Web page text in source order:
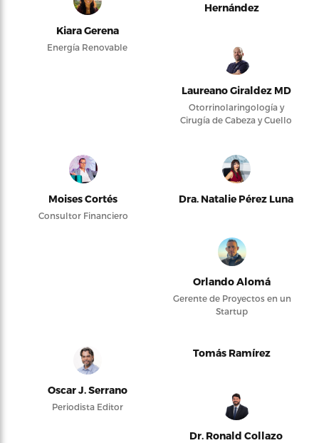
Kiara Gerena
Energía Renovable
Hernández
Laureano Giraldez MD
Otorrinolaringología y
Cirugía de Cabeza y Cuello
Moises Cortés
Consultor Financiero
Dra. Natalie Pérez Luna
Orlando Alomá
Gerente de Proyectos en un
Startup
Oscar J. Serrano
Periodista Editor
Tomás Ramírez
Dr. Ronald Collazo